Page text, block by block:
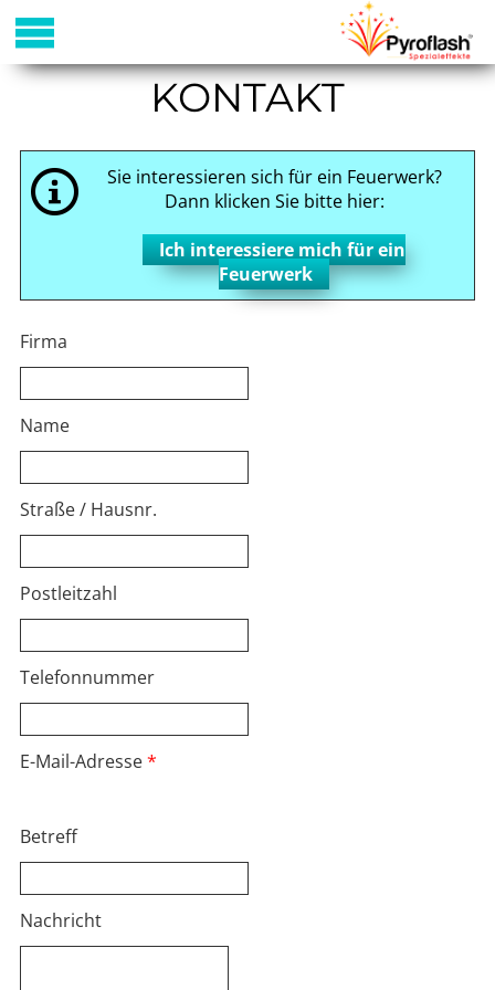
KONTAKT
Sie interessieren sich für ein Feuerwerk?
Dann klicken Sie bitte hier:
Ich interessiere mich für ein
Feuerwerk
Firma
Name
Straße / Hausnr.
Postleitzahl
Telefonnummer
E-Mail-Adresse
Betreff
Nachricht